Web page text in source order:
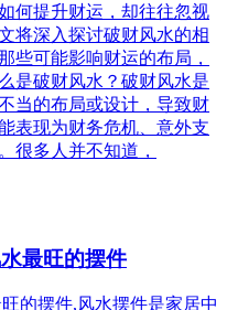
何提升财运，却往往忽视
将深入探讨破财风水的相
些可能影响财运的布局，
是破财风水？破财风水是
当的布局或设计，导致财
表现为财务危机、意外支
很多人并不知道，
最旺的摆件
的摆件,风水摆件是家居中